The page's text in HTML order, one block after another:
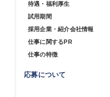
待遇・福利厚生
試用期間
採用企業・紹介会社情報
仕事に関するPR
仕事の特徴
応募について